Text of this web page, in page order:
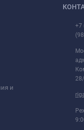
и
+7